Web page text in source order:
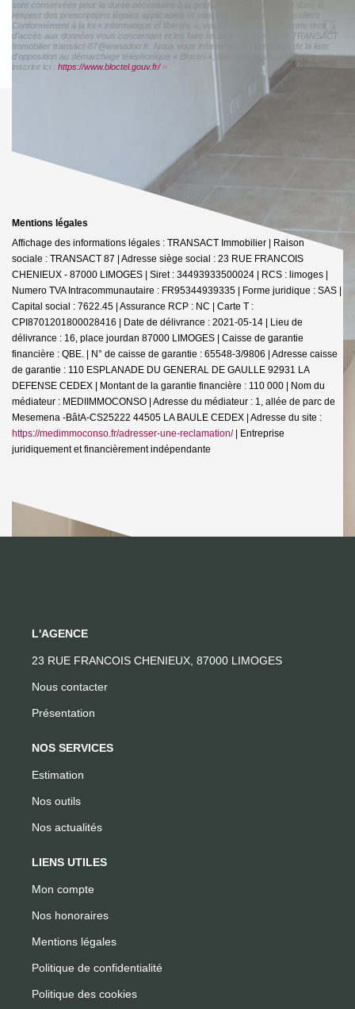
sont conservées pour la durée nécessaire à la gestion de la relation client dans le
respect des prescriptions légales applicables et sont destinées à nos conseillers
Conformément à la loi « informatique et libertés », vous pouvez exercer votre droit
d'accès aux données vous concernant et les faire rectifier en contactant TRANSACT
Immobilier transact-87@wanadoo.fr. Nous vous informons de l'existence de la liste
d'opposition au démarchage téléphonique « Bloctel », sur laquelle vous pouvez vous
inscrire ici : https://www.bloctel.gouv.fr/»
Mentions légales
Affichage des informations légales : TRANSACT Immobilier | Raison
sociale : TRANSACT 87 | Adresse siège social : 23 RUE FRANCOIS
CHENIEUX - 87000 LIMOGES | Siret : 34493933500024 | RCS : limoges |
Numero TVA Intracommunautaire : FR95344939335 | Forme juridique : SAS |
Capital social : 7622.45 | Assurance RCP : NC | Carte T :
CPI8701201800028416 | Date de délivrance : 2021-05-14 | Lieu de
délivrance : 16, place jourdan 87000 LIMOGES | Caisse de garantie
financière : QBE. | N° de caisse de garantie : 65548-3/9806 | Adresse caisse
de garantie : 110 ESPLANADE DU GENERAL DE GAULLE 92931 LA
DEFENSE CEDEX | Montant de la garantie financière : 110 000 | Nom du
médiateur : MEDIIMMOCONSO | Adresse du médiateur : 1, allée de parc de
Mesemena -BâtA-CS25222 44505 LA BAULE CEDEX | Adresse du site :
https://medimmoconso.fr/adresser-une-reclamation/| Entreprise
juridiquement et financièrement indépendante
L'AGENCE
23 RUE FRANCOIS CHENIEUX, 87000 LIMOGES
Nous contacter
Présentation
NOS SERVICES
Estimation
Nos outils
Nos actualités
LIENS UTILES
Mon compte
Nos honoraires
Mentions légales
Politique de confidentialité
Politique des cookies